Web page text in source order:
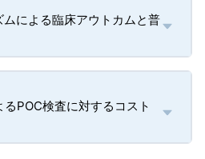
による臨床アウトカムと普
POC検査に対するコスト